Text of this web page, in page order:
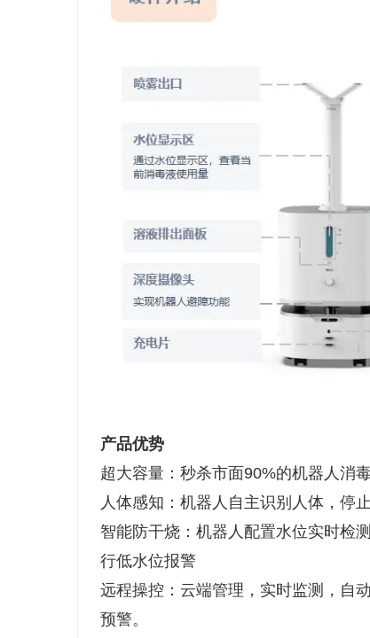
产品优势
超大容量：秒杀市面90%的机器人消
人体感知：机器人自主识别人体，停
智能防干烧：机器人配置水位实时检
行低水位报警
远程操控：云端管理，实时监测，自
预警。